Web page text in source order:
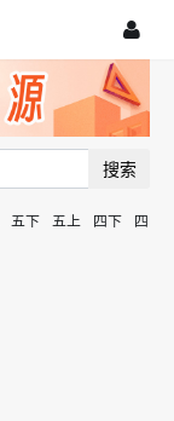
搜索
五下 五上 四下
四